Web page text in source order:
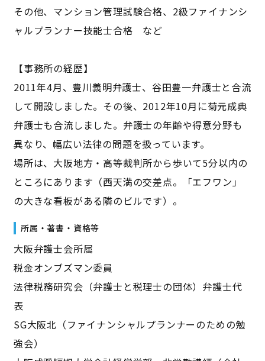
その他、マンション管理試験合格、2級ファイナンシ
ャルプランナー技能士合格 など
【事務所の経歴】
2011年4月、豊川義明弁護士、谷田豊一弁護士と合流
して開設しました。その後、2012年10月に菊元成典
弁護士も合流しました。弁護士の年齢や得意分野も
異なり、幅広い法律の問題を扱っています。
場所は、大阪地方・高等裁判所から歩いて5分以内の
ところにあります（西天満の交差点。「エフワン」
の大きな看板がある隣のビルです）。
所属・著書・資格等
大阪弁護士会所属
税金オンブズマン委員
法律税務研究会（弁護士と税理士の団体）弁護士代
表
SG大阪北（ファイナンシャルプランナーのための勉
強会）